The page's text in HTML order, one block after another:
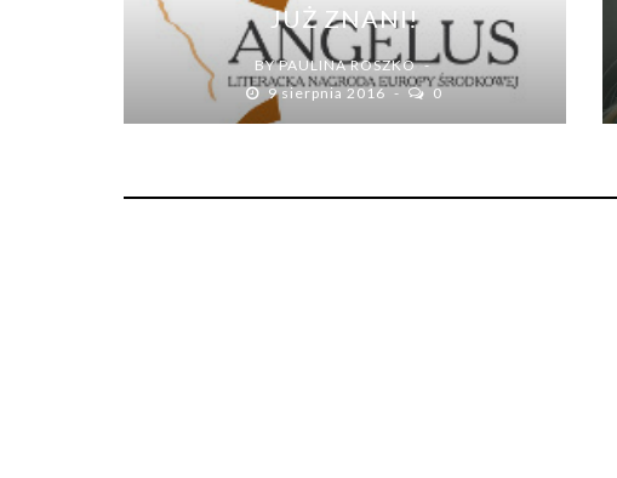
JUŻ ZNANI!
BYPAULINA ROSZKO
9 sierpnia 2016
0